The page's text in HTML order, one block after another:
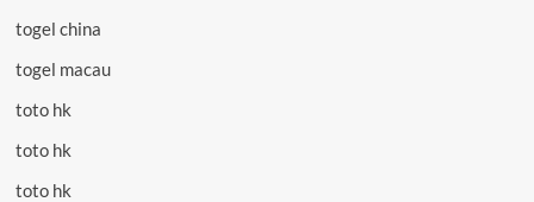
togel china
togel macau
toto hk
toto hk
toto hk